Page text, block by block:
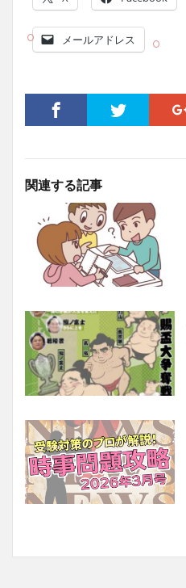
メールアドレス
関連する記事